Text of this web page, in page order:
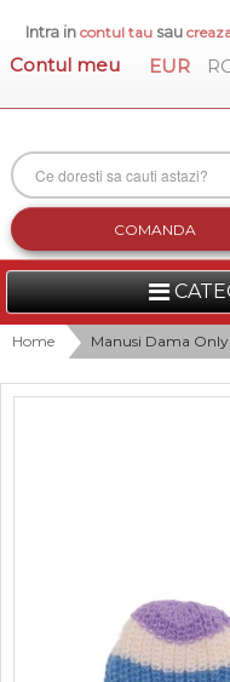
Intra in contul tausau
Contul meu EUR
COMANDA
FEMEI
BARBATI
Home Manusi Dama